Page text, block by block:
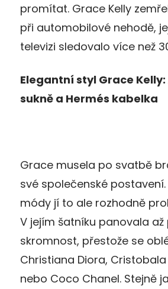
promítat. Grace Kelly
při automobilové nehodě,
televizi sledovalo více než
Elegantní styl Grace
sukně a Hermés kabelka
Grace musela po svatbě
své společenské
módy jí to ale rozhodně
V jejím šatníku panovala
skromnost, přestože se
Christiana Diora,
nebo Coco Chanel. Stejně